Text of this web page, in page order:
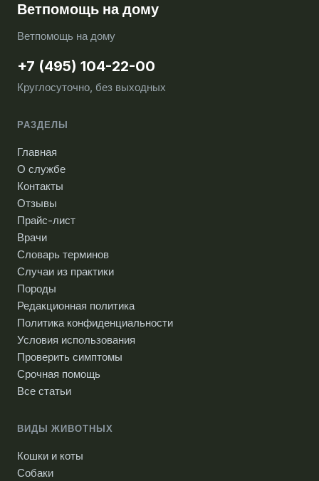
Ветпомощь на дому
Ветпомощь на дому
+7 (495) 104-22-00
Круглосуточно, без выходных
РАЗДЕЛЫ
Главная
О службе
Контакты
Отзывы
Прайс-лист
Врачи
Словарь терминов
Случаи из практики
Породы
Редакционная политика
Политика конфиденциальности
Условия использования
Проверить симптомы
Срочная помощь
Все статьи
ВИДЫ ЖИВОТНЫХ
Кошки и коты
Собаки